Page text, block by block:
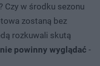
Czy w środku sezonu
zostaną bez
rozkuwali skutą
powinny wyglądać -